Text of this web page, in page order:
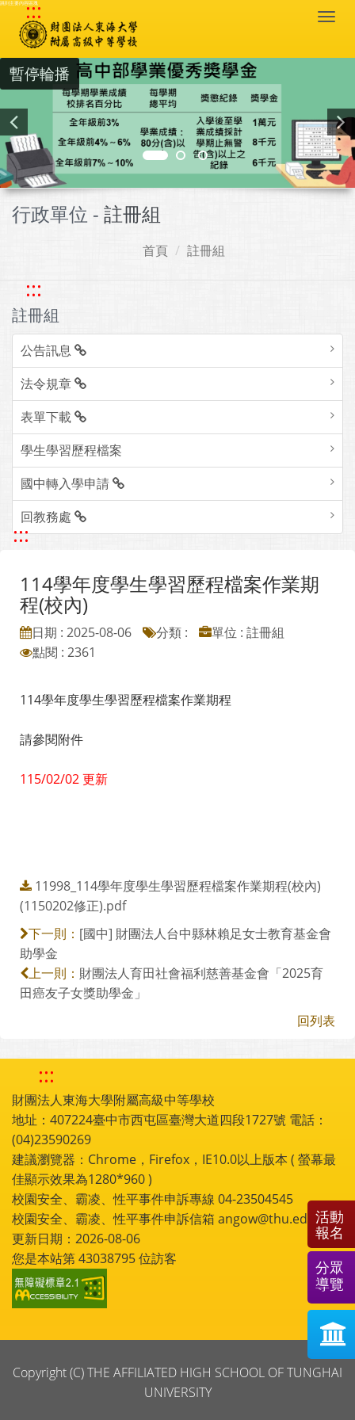
跳到主要內容區塊
:::
暫停輪播
行政單位 - 註冊組
首頁 註冊組
:::
註冊組
公告訊息
法令規章
表單下載
學生學習歷程檔案
國中轉入學申請
回教務處
:::
114學年度學生學習歷程檔案作業期
程(校內)
日期 : 2025-08-06 分類 :
單位 : 註冊組
點閱 : 2361
114學年度學生學習歷程檔案作業期程
請參閱附件
115/02/02 更新
11998_114學年度學生學習歷程檔案作業期程(校內)
(1150202修正).pdf
下一則： [國中] 財團法人台中縣林賴足女士教育基金會
助學金
上一則： 財團法人育田社會福利慈善基金會「2025育
田癌友子女獎助學金」
回列表
:::
財團法人東海大學附屬高級中等學校
地址：407224臺中市西屯區臺灣大道四段1727號 電話：
(04)23590269
建議瀏覽器：Chrome，Firefox，IE10.0以上版本 ( 螢幕最
佳顯示效果為1280*960 )
校園安全、霸凌、性平事件申訴專線 04-23504545
校園安全、霸凌、性平事件申訴信箱 angow@thu.edu.tw
更新日期：2026-08-06
您是本站第43038795位訪客
Copyright (C) THE AFFILIATED HIGH SCHOOL OF TUNGHAI
UNIVERSITY
活動
報名
分眾
導覽